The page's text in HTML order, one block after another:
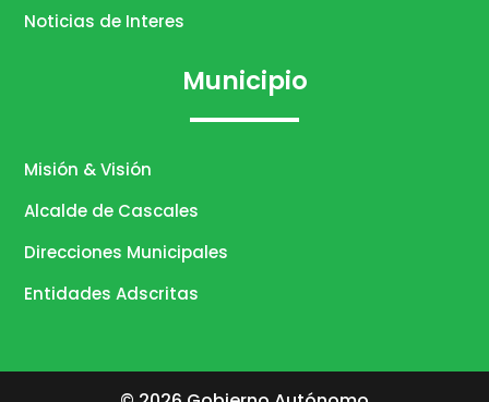
Noticias de Interes
Municipio
Misión & Visión
Alcalde de Cascales
Direcciones Municipales
Entidades Adscritas